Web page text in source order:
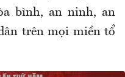
bình, an ninh, an
trên mọi miền tổ